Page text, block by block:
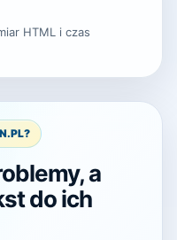
HTML i czas
a
do ich